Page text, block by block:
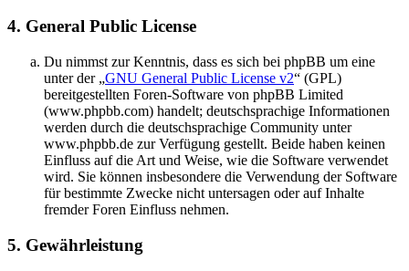
4. General Public License
Du nimmst zur Kenntnis, dass es sich bei phpBB um eine
unter der „GNU General Public License v2“ (GPL)
bereitgestellten Foren-Software von phpBB Limited
(www.phpbb.com) handelt; deutschsprachige Informationen
werden durch die deutschsprachige Community unter
www.phpbb.de zur Verfügung gestellt. Beide haben keinen
Einfluss auf die Art und Weise, wie die Software verwendet
wird. Sie können insbesondere die Verwendung der Software
für bestimmte Zwecke nicht untersagen oder auf Inhalte
fremder Foren Einfluss nehmen.
5. Gewährleistung